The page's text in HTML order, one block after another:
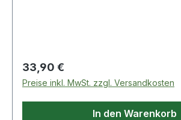
Regulärer Preis:
33,90 €
Preise inkl. MwSt. zzgl. Versandkosten
In den Warenkorb